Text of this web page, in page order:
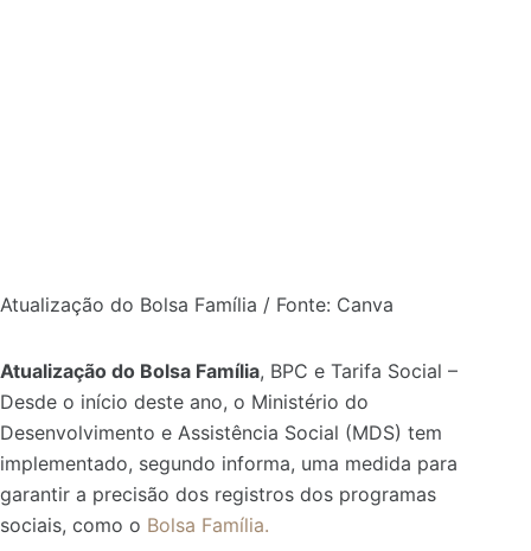
Atualização do Bolsa Família / Fonte: Canva
Atualização do Bolsa Família, BPC e Tarifa Social –
Desde o início deste ano, o Ministério do
Desenvolvimento e Assistência Social (MDS) tem
implementado, segundo informa, uma medida para
garantir a precisão dos registros dos programas
sociais, como o Bolsa Família.